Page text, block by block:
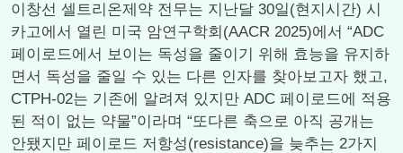
이창선 셀트리온제약 전무는 지난달 30일(현지시간) 시
카고에서 열린 미국 암연구학회(AACR 2025)에서 “ADC
페이로드에서 보이는 독성을 줄이기 위해 효능을 유지하
면서 독성을 줄일 수 있는 다른 인자를 찾아보고자 했고,
CTPH-02는 기존에 알려져 있지만 ADC 페이로드에 적용
된 적이 없는 약물”이라며 “또다른 축으로 아직 공개는
안됐지만 페이로드 저항성(resistance)을 늦추는 2가지